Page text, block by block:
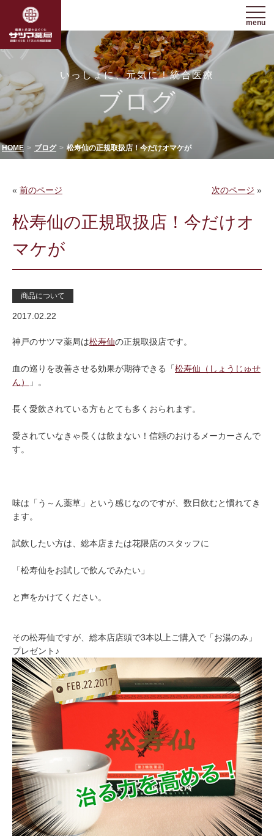
menu
いっしょに、元気に！統合医療
ブログ
HOME ブログ 松寿仙の正規取扱店！今だけオマケが
« 前のページ 次のページ »
松寿仙の正規取扱店！今だけオ
マケが
商品について
2017.02.22
神戸のサツマ薬局は松寿仙の正規取扱店です。
血の巡りを改善させる効果が期待できる「松寿仙（しょうじゅせ
ん）
」。
長く愛飲されている方もとても多くおられます。
愛されていなきゃ長くは飲まない！信頼のおけるメーカーさんで
す。
味は「う～ん薬草」という感じなのですが、数日飲むと慣れてき
ます。
試飲したい方は、総本店または花隈店のスタッフに
「松寿仙をお試しで飲んでみたい」
と声をかけてください。
その松寿仙ですが、総本店店頭で3本以上ご購入で「お湯のみ」
プレゼント♪